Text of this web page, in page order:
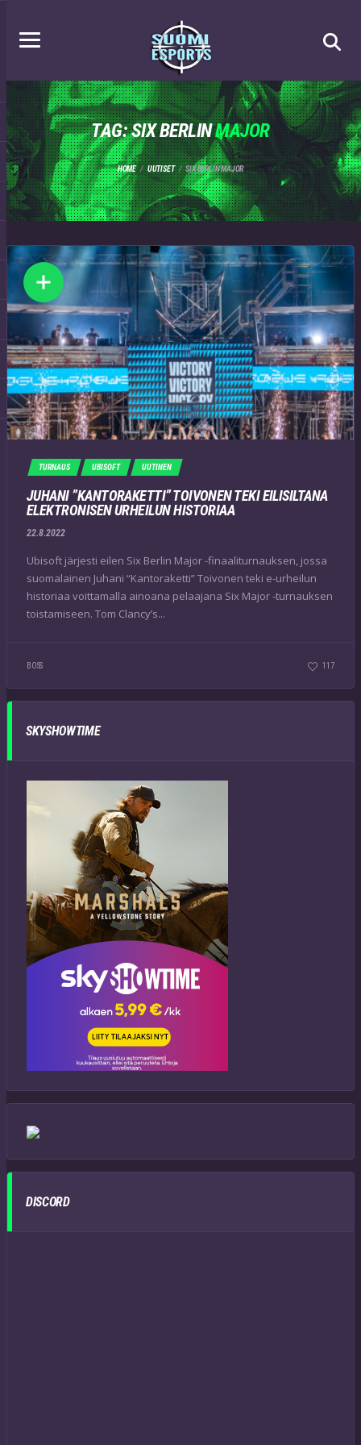
TAG: SIX BERLINMAJOR
HOME UUTISET SIX BERLIN MAJOR
TURNAUS UBISOFT UUTINEN
JUHANI ”KANTORAKETTI” TOIVONEN TEKI EILISILTANA
ELEKTRONISEN URHEILUN HISTORIAA
22.8.2022
Ubisoft järjesti eilen Six Berlin Major -finaaliturnauksen, jossa
suomalainen Juhani “Kantoraketti” Toivonen teki e-urheilun
historiaa voittamalla ainoana pelaajana Six Major -turnauksen
toistamiseen. Tom Clancy’s...
BOSS 117
SKYSHOWTIME
DISCORD